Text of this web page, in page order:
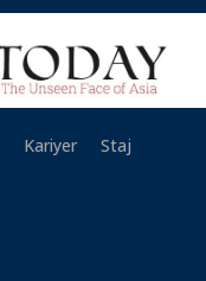
Kariyer
Staj